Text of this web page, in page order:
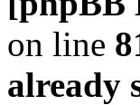
on line
already